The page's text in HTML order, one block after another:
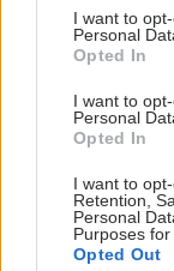
consent section.
I want to
Personal
Opted In
I want to
Personal
Opted In
I want to
Retention,
Personal
Purposes for
Opted Out